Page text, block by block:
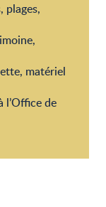
plages,
matériel
l’Office de